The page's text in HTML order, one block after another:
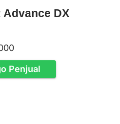
Advance DX
Penjual